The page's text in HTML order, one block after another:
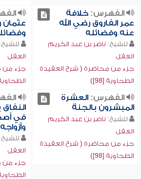
الفهرس:خلافة
عمر الفاروق رضي الله
عنه وفضائله
للشيخ: ناصر بن عبد الكريم
العقل
جزء من محاضرة ( شرح العقيدة
الطحاوية [98])
عثمان
للشيخ:
العقل
جزء من
الطحاوية
الفهرس:العشرة
المبشرون بالجنة
للشيخ: ناصر بن عبد الكريم
العقل
جزء من محاضرة ( شرح العقيدة
الطحاوية [98])
في
للشيخ:
العقل
جزء من
الطحاوية